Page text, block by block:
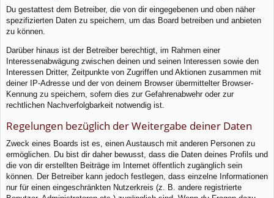
Du gestattest dem Betreiber, die von dir eingegebenen und oben näher
spezifizierten Daten zu speichern, um das Board betreiben und anbieten
zu können.
Darüber hinaus ist der Betreiber berechtigt, im Rahmen einer
Interessenabwägung zwischen deinen und seinen Interessen sowie den
Interessen Dritter, Zeitpunkte von Zugriffen und Aktionen zusammen mit
deiner IP-Adresse und der von deinem Browser übermittelter Browser-
Kennung zu speichern, sofern dies zur Gefahrenabwehr oder zur
rechtlichen Nachverfolgbarkeit notwendig ist.
Regelungen bezüglich der Weitergabe deiner Daten
Zweck eines Boards ist es, einen Austausch mit anderen Personen zu
ermöglichen. Du bist dir daher bewusst, dass die Daten deines Profils und
die von dir erstellten Beiträge im Internet öffentlich zugänglich sein
können. Der Betreiber kann jedoch festlegen, dass einzelne Informationen
nur für einen eingeschränkten Nutzerkreis (z. B. andere registrierte